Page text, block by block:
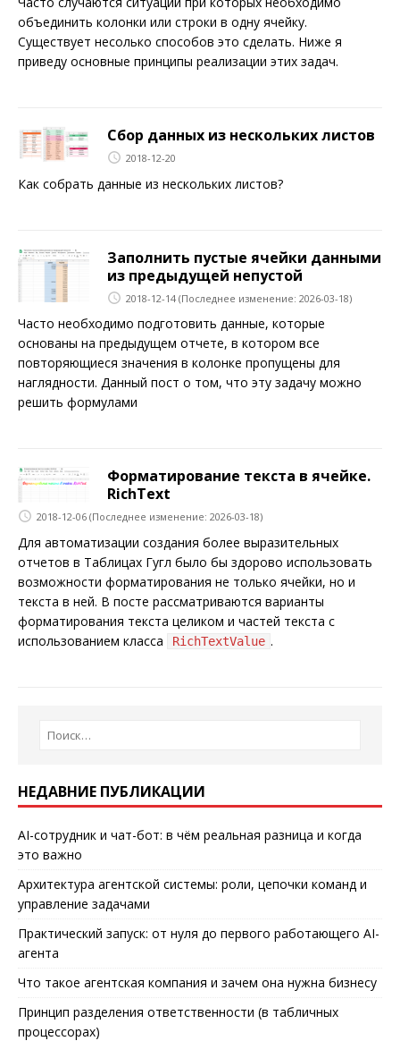
объединить колонки или строки в одну ячейку.
Существует несолько способов это сделать. Ниже я
приведу основные принципы реализации этих задач.
Сбор данных из нескольких листов
2018-12-20
Как собрать данные из нескольких листов?
Заполнить пустые ячейки данными
из предыдущей непустой
2018-12-14 (Последнее изменение: 2026-03-18)
Часто необходимо подготовить данные, которые
основаны на предыдущем отчете, в котором все
повторяющиеся значения в колонке пропущены для
наглядности. Данный пост о том, что эту задачу можно
решить формулами
Форматирование текста в ячейке.
RichText
2018-12-06 (Последнее изменение: 2026-03-18)
Для автоматизации создания более выразительных
отчетов в Таблицах Гугл было бы здорово использовать
возможности форматирования не только ячейки, но и
текста в ней. В посте рассматриваются варианты
форматирования текста целиком и частей текста с
использованием класса
RichTextValue .
НЕДАВНИЕ ПУБЛИКАЦИИ
AI-сотрудник и чат-бот: в чём реальная разница и когда
это важно
Архитектура агентской системы: роли, цепочки команд и
управление задачами
Практический запуск: от нуля до первого работающего AI-
агента
Что такое агентская компания и зачем она нужна бизнесу
Принцип разделения ответственности (в табличных
процессорах)